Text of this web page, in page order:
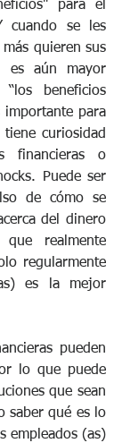
para el
cuando se les
quieren sus
es aún mayor
beneficios
importante para
curiosidad
financieras o
Puede ser
de cómo se
del dinero
realmente
regularmente
es la mejor
pueden
lo que puede
que sean
saber qué es lo
empleados (as)